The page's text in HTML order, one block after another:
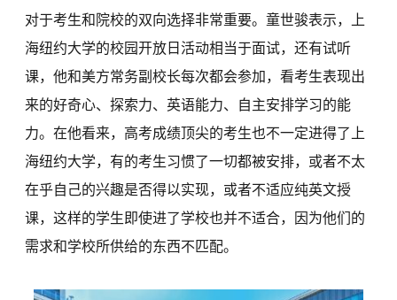
对于考生和院校的双向选择非常重要。童世骏表示，上
海纽约大学的校园开放日活动相当于面试，还有试听
课，他和美方常务副校长每次都会参加，看考生表现出
来的好奇心、探索力、英语能力、自主安排学习的能
力。在他看来，高考成绩顶尖的考生也不一定进得了上
海纽约大学，有的考生习惯了一切都被安排，或者不太
在乎自己的兴趣是否得以实现，或者不适应纯英文授
课，这样的学生即使进了学校也并不适合，因为他们的
需求和学校所供给的东西不匹配。